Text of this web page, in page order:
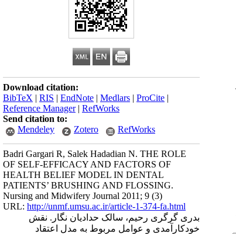
Download citation:
BibTeX | RIS | EndNote | Medlars | ProCite |
Reference Manager| RefWorks
Send citation to:
Mendeley
Zotero RefWorks
Badri Gargari R, Salek Hadadian N. THE ROLE
OF SELF-EFFICACY AND FACTORS OF
HEALTH BELIEF MODEL IN DENTAL
PATIENTS’ BRUSHING AND FLOSSING.
Nursing and Midwifery Journal 2011; 9 (3)
URL: http://unmf.umsu.ac.ir/article-1-374-fa.html
بدری گرگری رحیم، سالک حدادیان نگار. نقش
خودکارآمدی و عوامل مربوط به مدل اعتقاد